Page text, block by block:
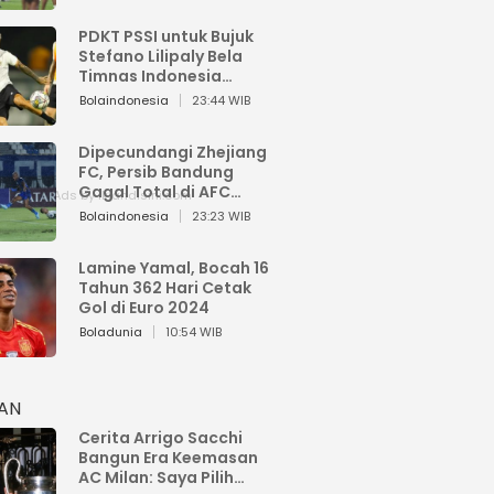
PDKT PSSI untuk Bujuk
Stefano Lilipaly Bela
Timnas Indonesia
Berakhir Berantakan
Bolaindonesia 23:44 WIB
Dipecundangi Zhejiang
FC, Persib Bandung
Gagal Total di AFC
Champions League Two
Bolaindonesia 23:23 WIB
Lamine Yamal, Bocah 16
Tahun 362 Hari Cetak
Gol di Euro 2024
Boladunia 10:54 WIB
Cerita Arrigo Sacchi
Bangun Era Keemasan
AC Milan: Saya Pilih